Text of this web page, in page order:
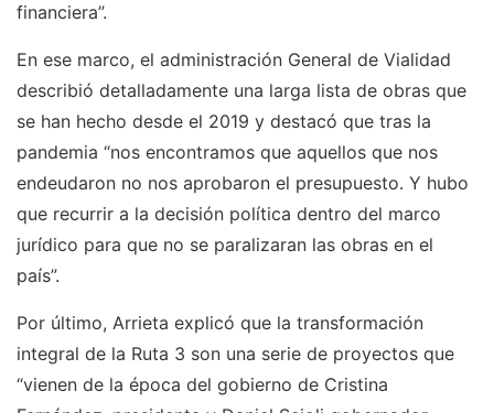
financiera”.
En ese marco, el administración General de Vialidad
describió detalladamente una larga lista de obras que
se han hecho desde el 2019 y destacó que tras la
pandemia “nos encontramos que aquellos que nos
endeudaron no nos aprobaron el presupuesto. Y hubo
que recurrir a la decisión política dentro del marco
jurídico para que no se paralizaran las obras en el
país”.
Por último, Arrieta explicó que la transformación
integral de la Ruta 3 son una serie de proyectos que
“vienen de la época del gobierno de Cristina